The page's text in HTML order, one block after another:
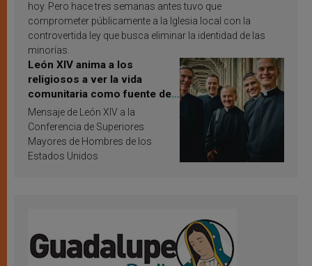
hoy. Pero hace tres semanas antes tuvo que
comprometer públicamente a la Iglesia local con la
controvertida ley que busca eliminar la identidad de las
minorías.
León XIV anima a los
religiosos a ver la vida
comunitaria como fuente de
inspiración y santificación
Mensaje de León XIV a la
Conferencia de Superiores
Mayores de Hombres de los
Estados Unidos